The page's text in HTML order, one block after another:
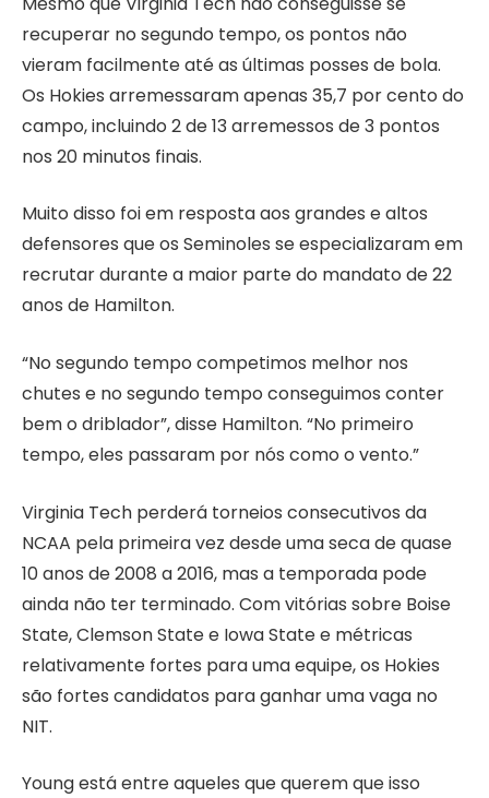
recuperar no segundo tempo, os pontos não
vieram facilmente até as últimas posses de bola.
Os Hokies arremessaram apenas 35,7 por cento do
campo, incluindo 2 de 13 arremessos de 3 pontos
nos 20 minutos finais.
Muito disso foi em resposta aos grandes e altos
defensores que os Seminoles se especializaram em
recrutar durante a maior parte do mandato de 22
anos de Hamilton.
“No segundo tempo competimos melhor nos
chutes e no segundo tempo conseguimos conter
bem o driblador”, disse Hamilton. “No primeiro
tempo, eles passaram por nós como o vento.”
Virginia Tech perderá torneios consecutivos da
NCAA pela primeira vez desde uma seca de quase
10 anos de 2008 a 2016, mas a temporada pode
ainda não ter terminado. Com vitórias sobre Boise
State, Clemson State e Iowa State e métricas
relativamente fortes para uma equipe, os Hokies
são fortes candidatos para ganhar uma vaga no
NIT.
Young está entre aqueles que querem que isso